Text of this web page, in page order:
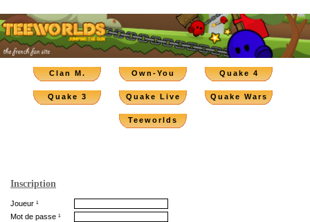
Clan M. Own-You Quake 4
Quake 3 Quake Live Quake Wars
Teeworlds
Inscription
Joueur ¹
Mot de passe ¹